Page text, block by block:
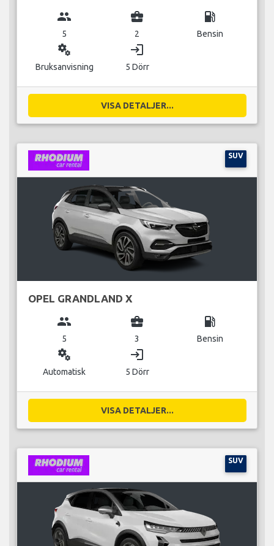
group
5
business_center
2
local_gas_station
Bensin
miscellaneous_services
Bruksanvisning
login
5 Dörr
VISA DETALJER...
SUV
OPEL GRANDLAND X
group
5
business_center
3
local_gas_station
Bensin
miscellaneous_services
Automatisk
login
5 Dörr
VISA DETALJER...
SUV